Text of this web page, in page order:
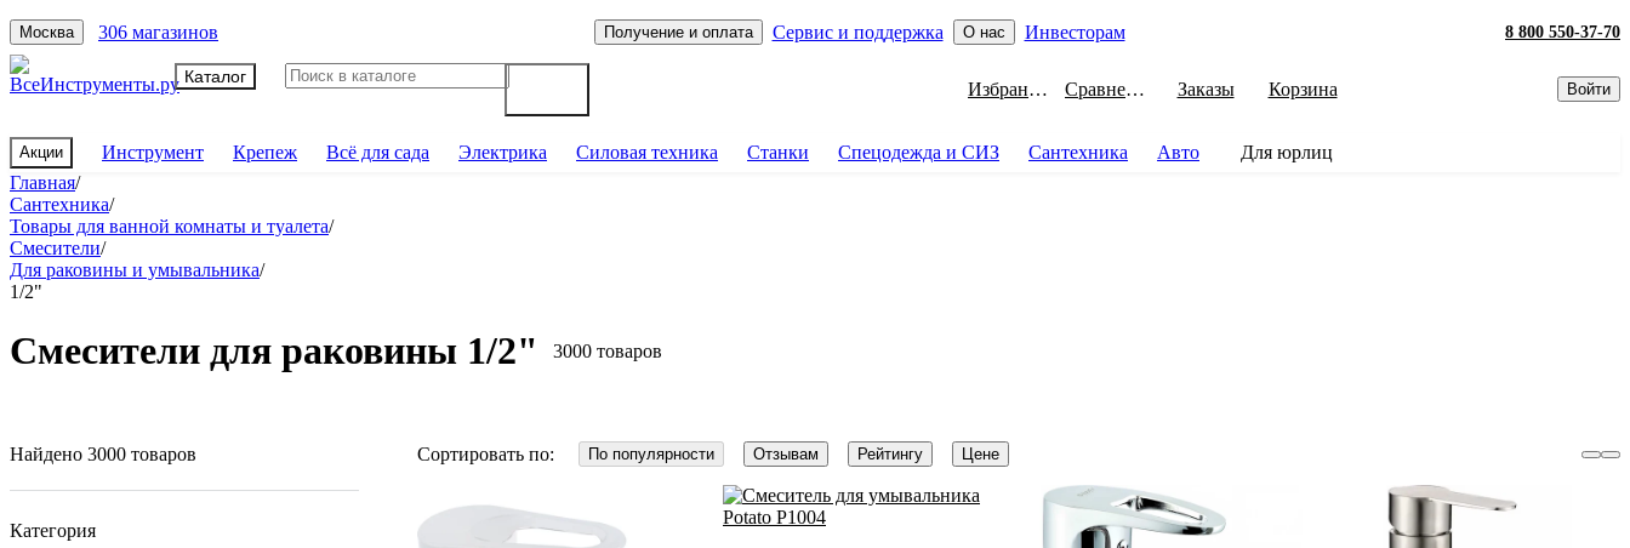
Москва 306 магазинов Получение и оплата Сервис и поддержка О нас Инвесторам 8 800 550-37-70
Каталог
Избранное Сравнение Заказы Корзина Войти
Акции Инструмент Крепеж Всё для сада Электрика Силовая техника Станки Спецодежда и СИЗ Сантехника Авто
Для юрлиц
Главная/
Сантехника/
Товары для ванной комнаты и туалета/
Смесители/
Для раковины и умывальника/
1/2"
Смесители для раковины 1/2" 3000 товаров
Найдено 3000 товаров
Категория
Сортировать по: По популярности Отзывам Рейтингу Цене